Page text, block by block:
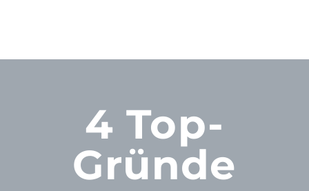
4 Top-
Gründe